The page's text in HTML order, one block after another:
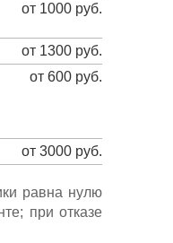
от 1000 руб.
от 1300 руб.
от 600 руб.
от 3000 руб.
равна нулю
при отказе